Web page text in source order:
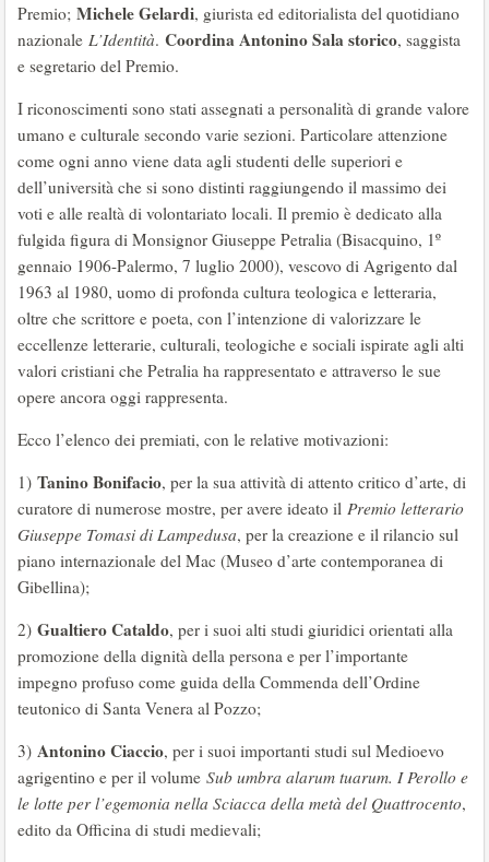
Premio; Michele Gelardi, giurista ed editorialista del quotidiano
nazionale L’Identità. Coordina Antonino Sala storico, saggista
e segretario del Premio.
I riconoscimenti sono stati assegnati a personalità di grande valore
umano e culturale secondo varie sezioni. Particolare attenzione
come ogni anno viene data agli studenti delle superiori e
dell’università che si sono distinti raggiungendo il massimo dei
voti e alle realtà di volontariato locali. Il premio è dedicato alla
fulgida figura di Monsignor Giuseppe Petralia (Bisacquino, 1º
gennaio 1906-Palermo, 7 luglio 2000), vescovo di Agrigento dal
1963 al 1980, uomo di profonda cultura teologica e letteraria,
oltre che scrittore e poeta, con l’intenzione di valorizzare le
eccellenze letterarie, culturali, teologiche e sociali ispirate agli alti
valori cristiani che Petralia ha rappresentato e attraverso le sue
opere ancora oggi rappresenta.
Ecco l’elenco dei premiati, con le relative motivazioni:
1) Tanino Bonifacio, per la sua attività di attento critico d’arte, di
curatore di numerose mostre, per avere ideato il Premio letterario
Giuseppe Tomasi di Lampedusa, per la creazione e il rilancio sul
piano internazionale del Mac (Museo d’arte contemporanea di
Gibellina);
2) Gualtiero Cataldo, per i suoi alti studi giuridici orientati alla
promozione della dignità della persona e per l’importante
impegno profuso come guida della Commenda dell’Ordine
teutonico di Santa Venera al Pozzo;
3) Antonino Ciaccio, per i suoi importanti studi sul Medioevo
agrigentino e per il volume Sub umbra alarum tuarum. I Perollo e
le lotte per l’egemonia nella Sciacca della metà del Quattrocento,
edito da Officina di studi medievali;